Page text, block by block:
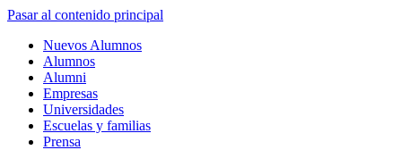
Pasar al contenido principal
Nuevos Alumnos
Alumnos
Alumni
Empresas
Universidades
Escuelas y familias
Prensa